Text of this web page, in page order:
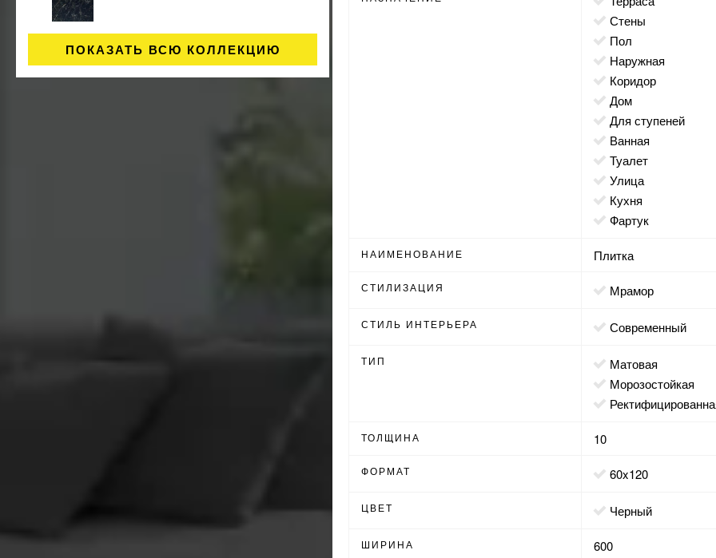
ПОКАЗАТЬ ВСЮ КОЛЛЕКЦИЮ
стены
пол
наружная
коридор
дом
для ступеней
ванная
туалет
улица
кухня
фартук
НАИМЕНОВАНИЕ Плитка
СТИЛИЗАЦИЯ мрамор
СТИЛЬ ИНТЕРЬЕРА современный
ТИП
матовая
морозостойкая
ТОЛЩИНА 10
ФОРМАТ 60x120
ЦВЕТ черный
ШИРИНА 600